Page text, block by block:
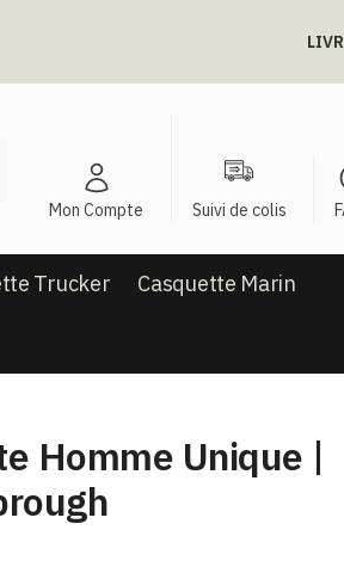
Mon Compte Suivi de colis
Trucker Casquette Marin
Homme Unique​ |